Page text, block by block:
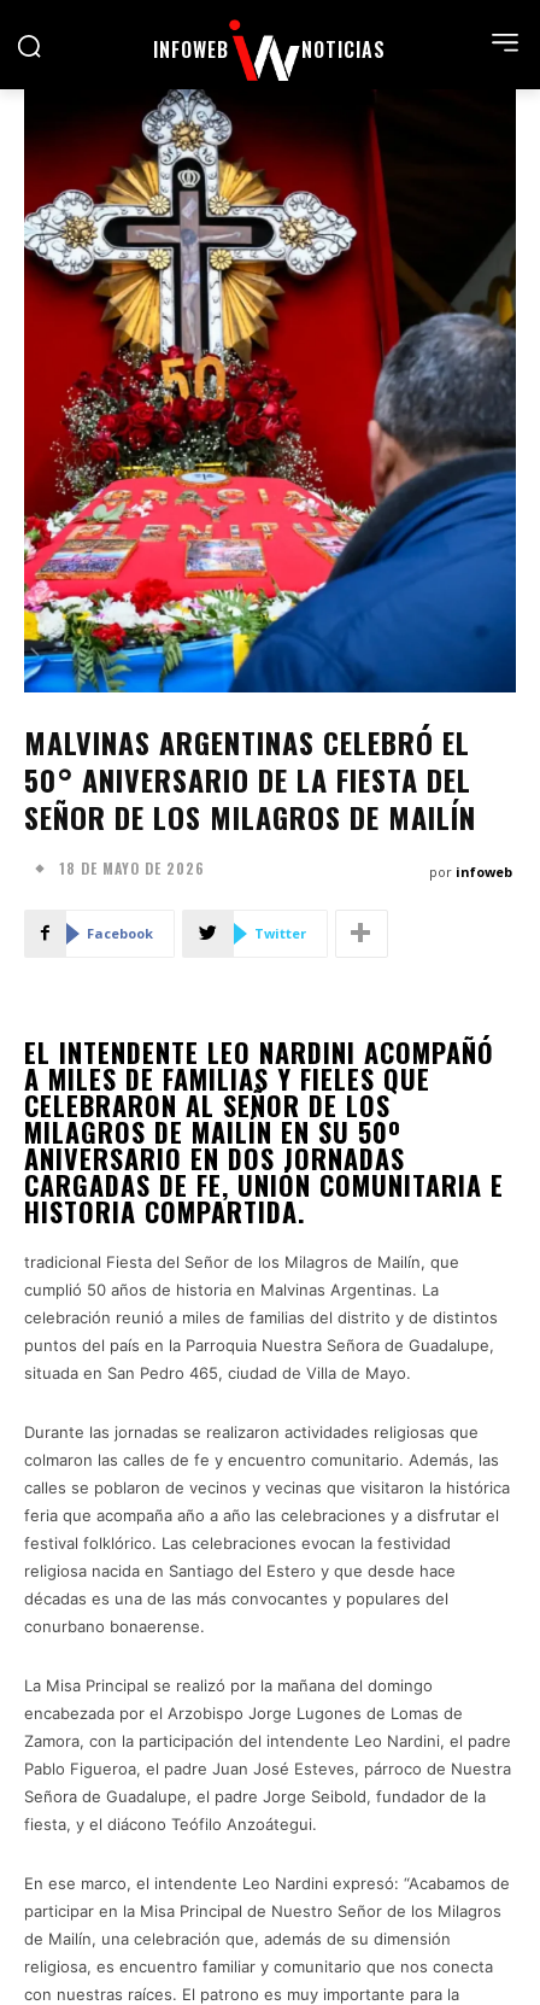
INFOWEB NOTICIAS
MALVINAS ARGENTINAS CELEBRÓ EL
50° ANIVERSARIO DE LA FIESTA DEL
SEÑOR DE LOS MILAGROS DE MAILÍN
18 DE MAYO DE 2026 por infoweb
Facebook Twitter
EL INTENDENTE LEO NARDINI ACOMPAÑÓ
A MILES DE FAMILIAS Y FIELES QUE
CELEBRARON AL SEÑOR DE LOS
MILAGROS DE MAILÍN EN SU 50º
ANIVERSARIO EN DOS JORNADAS
CARGADAS DE FE, UNIÓN COMUNITARIA E
HISTORIA COMPARTIDA.
tradicional Fiesta del Señor de los Milagros de Mailín, que
cumplió 50 años de historia en Malvinas Argentinas. La
celebración reunió a miles de familias del distrito y de distintos
puntos del país en la Parroquia Nuestra Señora de Guadalupe,
situada en San Pedro 465, ciudad de Villa de Mayo.
Durante las jornadas se realizaron actividades religiosas que
colmaron las calles de fe y encuentro comunitario. Además, las
calles se poblaron de vecinos y vecinas que visitaron la histórica
feria que acompaña año a año las celebraciones y a disfrutar el
festival folklórico. Las celebraciones evocan la festividad
religiosa nacida en Santiago del Estero y que desde hace
décadas es una de las más convocantes y populares del
conurbano bonaerense.
La Misa Principal se realizó por la mañana del domingo
encabezada por el Arzobispo Jorge Lugones de Lomas de
Zamora, con la participación del intendente Leo Nardini, el padre
Pablo Figueroa, el padre Juan José Esteves, párroco de Nuestra
Señora de Guadalupe, el padre Jorge Seibold, fundador de la
fiesta, y el diácono Teófilo Anzoátegui.
En ese marco, el intendente Leo Nardini expresó: “Acabamos de
participar en la Misa Principal de Nuestro Señor de los Milagros
de Mailín, una celebración que, además de su dimensión
religiosa, es encuentro familiar y comunitario que nos conecta
con nuestras raíces. El patrono es muy importante para la